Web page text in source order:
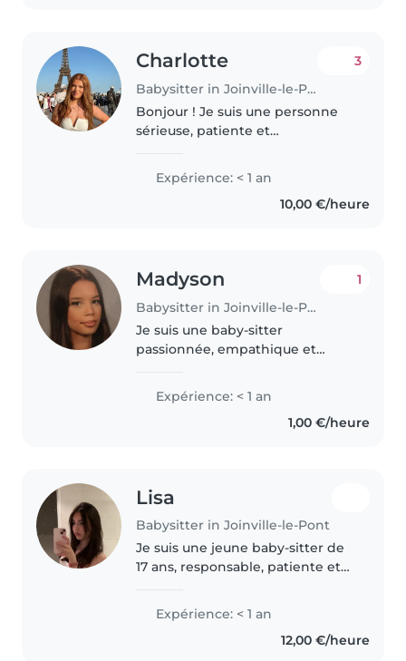
Charlotte
Babysitter in Joinville-le-Pont
3
Bonjour ! Je suis une personne
sérieuse, patiente et
m'occuper des enfants et j'ai
déjà eu des expériences de
garde dans ma famille ou bien
Expérience: < 1 an
10,00 €/heure
Madyson
Babysitter in Joinville-le-Pont
1
Je suis une baby-sitter
passionnée, empathique et
moments créatifs : lecture,
musique et jeux, et j'ai de la
Expérience: < 1 an
1,00 €/heure
Lisa
Babysitter in Joinville-le-Pont
Je suis une jeune baby-sitter de
17 ans, responsable, patiente et
dans la garde d'enfants, je
possède de nombreuses qualités
et compétences : dessin, lecture..
Expérience: < 1 an
12,00 €/heure